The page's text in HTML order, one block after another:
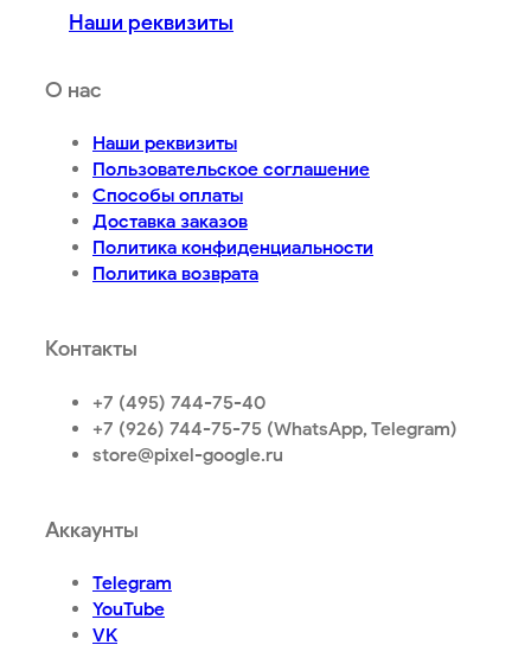
Наши реквизиты
О нас
Наши реквизиты
Пользовательское соглашение
Способы оплаты
Доставка заказов
Политика конфиденциальности
Политика возврата
Контакты
+7 (495) 744-75-40
+7 (926) 744-75-75 (WhatsApp, Telegram)
store@pixel-google.ru
Аккаунты
Telegram
YouTube
VK